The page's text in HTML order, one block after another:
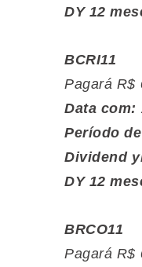
DY 12
BCRI11
Pagará R$
Data com:
Período
Dividend
DY 12
BRCO11
Pagará R$